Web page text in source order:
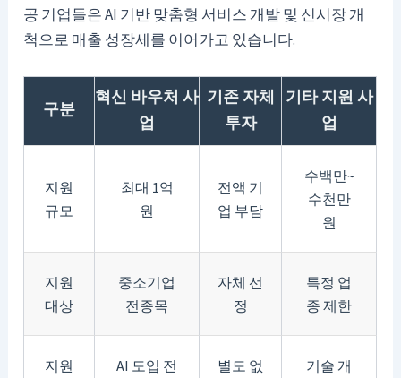
공 기업들은 AI 기반 맞춤형 서비스 개발 및 신시장 개
척으로 매출 성장세를 이어가고 있습니다.
구분
혁신 바우처 사
업
기존 자체
투자
기타 지원 사
업
지원
규모
최대 1억
원
전액 기
업 부담
수백만~
수천만
원
지원
대상
중소기업
전종목
자체 선
정
특정 업
종 제한
지원
AI 도입 전
별도 없
기술 개